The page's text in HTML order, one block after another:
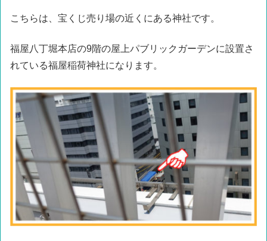
こちらは、宝くじ売り場の近くにある神社です。
福屋八丁堀本店の9階の屋上パブリックガーデンに設置さ
れている福屋稲荷神社になります。